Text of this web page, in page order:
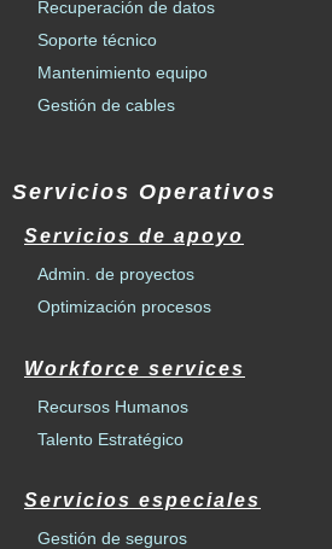
Recuperación de datos
Soporte técnico
Mantenimiento equipo
Gestión de cables
Servicios Operativos
Servicios de apoyo
Admin. de proyectos
Optimización procesos
Workforce services
Recursos Humanos
Talento Estratégico
Servicios especiales
Gestión de seguros